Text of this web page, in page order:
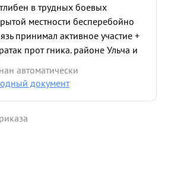
в трудных боевых
местности бесперебойно
принимал активное участие +
прот гника. районе Ульча и
ПОД ильным артогнем
бесперебойную связь, ,го
автоматически
документ